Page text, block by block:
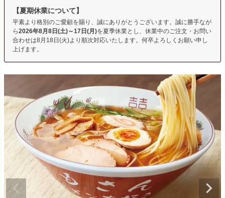
【夏期休業について】
平素より格別のご愛顧を賜り、誠にありがとうございます。誠に勝手なが
ら2026年8月8日(土)～17日(月)を夏季休業とし、休業中のご注文・お問い
合わせは8月18日(火)より順次対応いたします。何卒よろしくお願い申し
上げます。